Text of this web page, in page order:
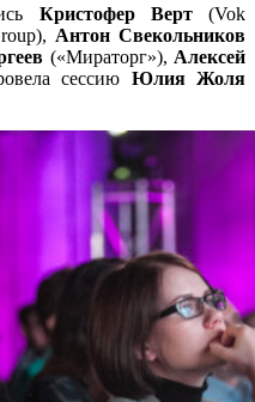
Кристофер Верт(Vok
Антон Свекольников
(«Мираторг»), Алексей
сессию Юлия Жоля